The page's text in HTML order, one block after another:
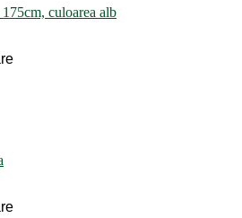
culoarea alb